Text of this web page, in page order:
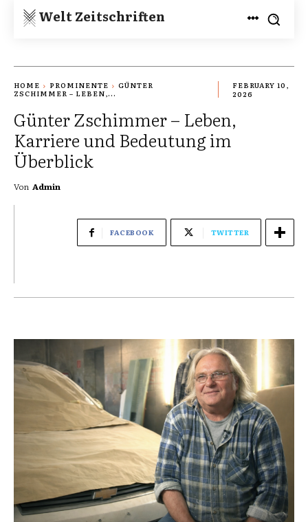
Welt Zeitschriften
HOME PROMINENTE
GÜNTER
ZSCHIMMER – LEBEN,...
FEBRUARY 10,
2026
Günter Zschimmer – Leben,
Karriere und Bedeutung im
Überblick
Von Admin
FACEBOOK TWITTER